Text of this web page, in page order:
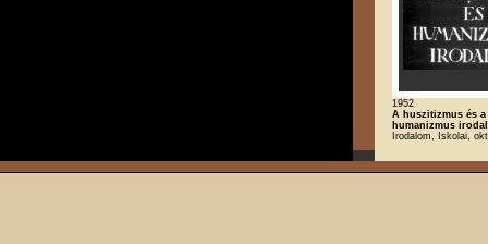
1952
A huszitizmus és a
humanizmus
Irodalom, Iskolai,